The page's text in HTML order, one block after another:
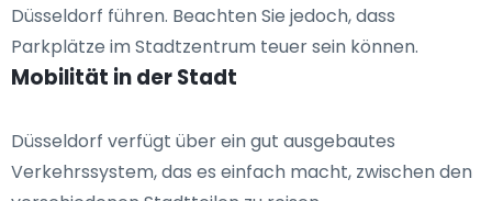
Düsseldorf führen. Beachten Sie jedoch, dass
Parkplätze im Stadtzentrum teuer sein können.
Mobilität in der Stadt
Düsseldorf verfügt über ein gut ausgebautes
Verkehrssystem, das es einfach macht, zwischen den